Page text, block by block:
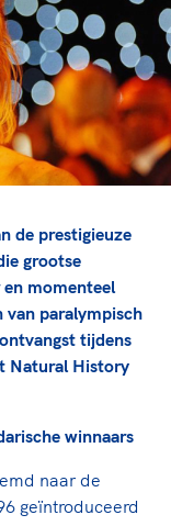
tijdens
of naar
de prestigieuze
grootse
momenteel
van paralympisch
tijdens
Natural History
winnaars
naar de
geïntroduceerd